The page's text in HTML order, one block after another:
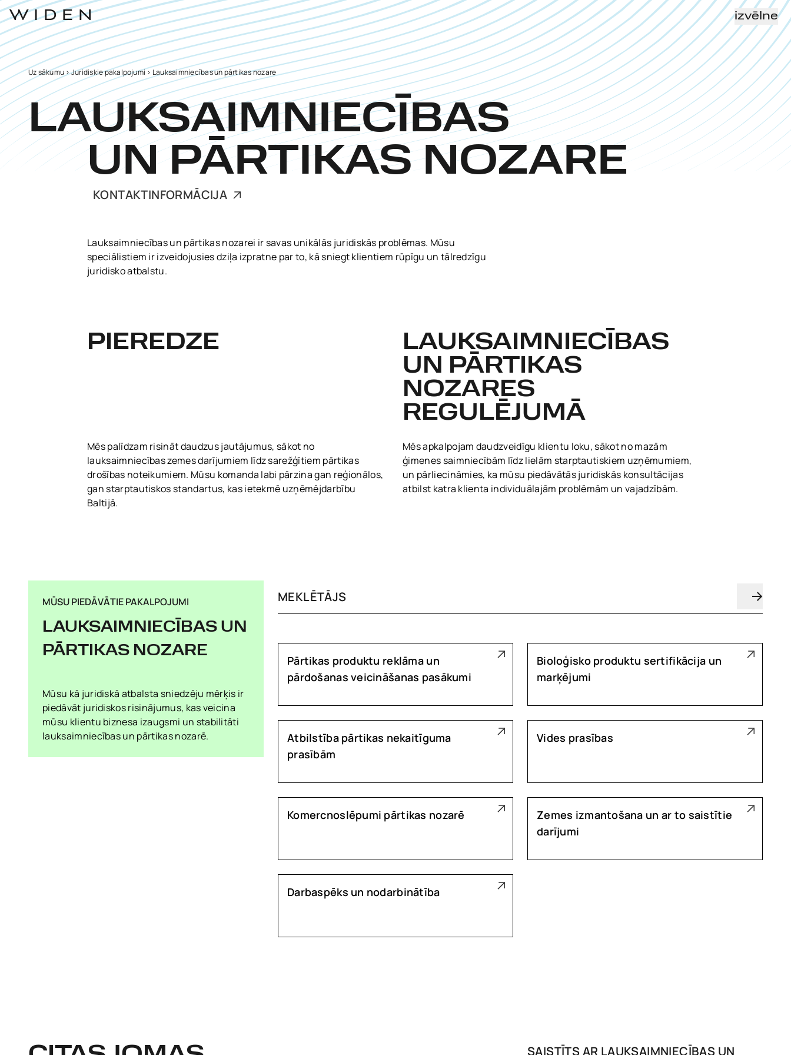
izvēlne
Uz sākumu >Juridiskie pakalpojumi> Lauksaimniecības un pārtikas nozare
LAUKSAIMNIECĪBAS
UN PĀRTIKAS NOZARE
KONTAKTINFORMĀCIJA
Lauksaimniecības un pārtikas nozarei ir savas unikālās juridiskās problēmas. Mūsu
speciālistiem ir izveidojusies dziļa izpratne par to, kā sniegt klientiem rūpīgu un tālredzīgu
juridisko atbalstu.
PIEREDZE
LAUKSAIMNIECĪBAS
UN PĀRTIKAS
NOZARES
REGULĒJUMĀ
Mēs palīdzam risināt daudzus jautājumus, sākot no
lauksaimniecības zemes darījumiem līdz sarežģītiem pārtikas
drošības noteikumiem. Mūsu komanda labi pārzina gan reģionālos,
gan starptautiskos standartus, kas ietekmē uzņēmējdarbību
Baltijā.
Mēs apkalpojam daudzveidīgu klientu loku, sākot no mazām
ģimenes saimniecībām līdz lielām starptautiskiem uzņēmumiem,
un pārliecināmies, ka mūsu piedāvātās juridiskās konsultācijas
atbilst katra klienta individuālajām problēmām un vajadzībām.
MŪSU PIEDĀVĀTIE PAKALPOJUMI
LAUKSAIMNIECĪBAS UN
PĀRTIKAS NOZARE
Mūsu kā juridiskā atbalsta sniedzēju mērķis ir
piedāvāt juridiskos risinājumus, kas veicina
mūsu klientu biznesa izaugsmi un stabilitāti
lauksaimniecības un pārtikas nozarē.
Pārtikas produktu reklāma un
pārdošanas veicināšanas pasākumi
Bioloģisko produktu sertifikācija un
marķējumi
Atbilstība pārtikas nekaitīguma
prasībām
Vides prasības
Komercnoslēpumi pārtikas nozarē
Zemes izmantošana un ar to saistītie
darījumi
Darbaspēks un nodarbinātība
SAISTĪTS AR LAUKSAIMNIECĪBAS UN